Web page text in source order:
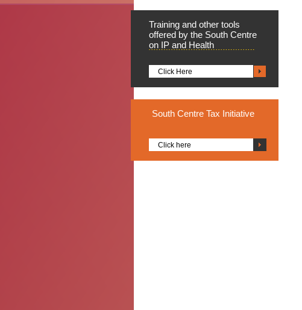
Training and other tools
offered by the South Centre
on IP and Health
Click Here
South Centre Tax Initiative
Click here